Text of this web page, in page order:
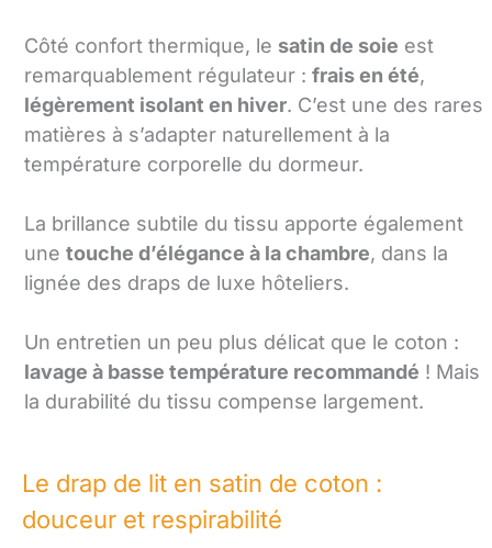
Côté confort thermique, le satin de soie est
remarquablement régulateur : frais en été,
légèrement isolant en hiver. C’est une des rares
matières à s’adapter naturellement à la
température corporelle du dormeur.
La brillance subtile du tissu apporte également
une touche d’élégance à la chambre, dans la
lignée des draps de luxe hôteliers.
Un entretien un peu plus délicat que le coton :
lavage à basse température recommandé ! Mais
la durabilité du tissu compense largement.
Le drap de lit en satin de coton :
douceur et respirabilité